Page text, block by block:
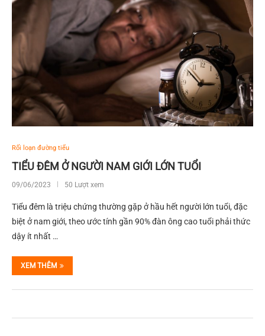
Rối loạn đường tiểu
TIỂU ĐÊM Ở NGƯỜI NAM GIỚI LỚN TUỔI
09/06/2023 50 Lượt xem
Tiểu đêm là triệu chứng thường gặp ở hầu hết người lớn tuổi, đặc
biệt ở nam giới, theo ước tính gần 90% đàn ông cao tuổi phải thức
dậy ít nhất …
XEM THÊM